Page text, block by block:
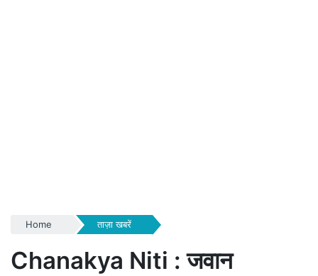
Home ताज़ा खबरें
Chanakya Niti : जवान